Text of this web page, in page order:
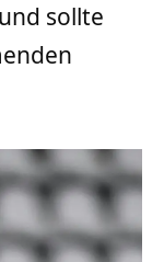
sollte